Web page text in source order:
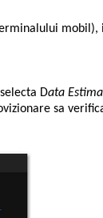
mobil),
Data
sa